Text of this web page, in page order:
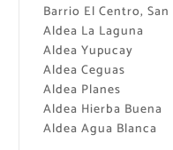
​Barrio El Centro,
​Aldea La Laguna
​Aldea Yupucay
​Aldea Ceguas
​Aldea Planes
​Aldea Hierba Buena
​Aldea Agua Blanca